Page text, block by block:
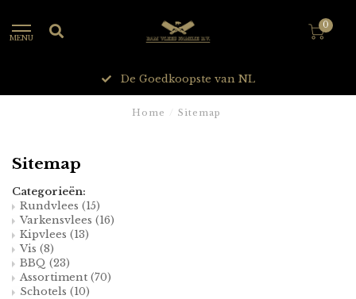
MENU
0
De Goedkoopste van NL
Home Sitemap
Sitemap
Categorieën:
Rundvlees (15)
Varkensvlees (16)
Kipvlees (13)
Vis (8)
BBQ (23)
Assortiment (70)
Schotels (10)